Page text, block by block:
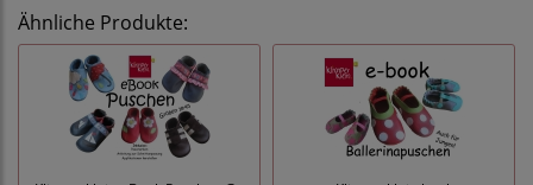
Ähnliche Produkte: